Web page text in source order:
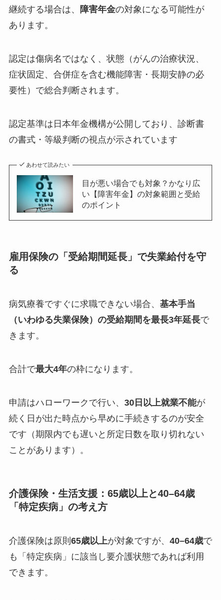
継続する場合は、 障害年金の対象になる可能性が
あります。
認定は傷病名ではなく、状態（がんの治療状況、
症状固定、合併症を含む機能障害・長期安静の必
要性）で総合判断されます。
認定基準は日本年金機構が公開しており、診断書
の書式・等級判断の視点が示されています
あわせて読みたい
目が悪い場合でも対象？かなり広
い【障害年金】の対象範囲と受給
のポイント
雇用保険の「受給期間延長」で失業給付を守
る
病気療養ですぐに求職できない場合、 基本手当
（いわゆる失業保険） の受給期間を最長3年延長で
きます。
合計で最大4年の枠になります。
申請はハローワークで行い、 30日以上就業不能が
続く日が出た時点から早めに手続きするのが安全
です（期限内でも遅いと所定日数を取り切れない
ことがあります）。
介護保険・生活支援：65歳以上と40–64歳
「特定疾病」の考え方
介護保険は原則 65歳以上が対象ですが、 40–64歳で
も「特定疾病」に該当し要介護状態であれば利用
できます。